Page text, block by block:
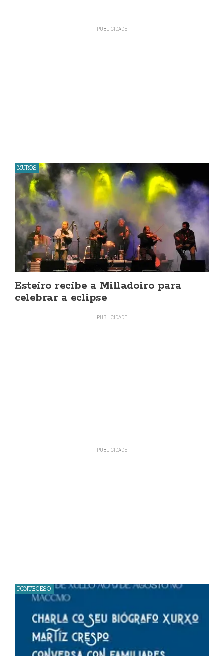
MUROS
Esteiro recibe a Milladoiro para
celebrar a eclipse
PONTECESO